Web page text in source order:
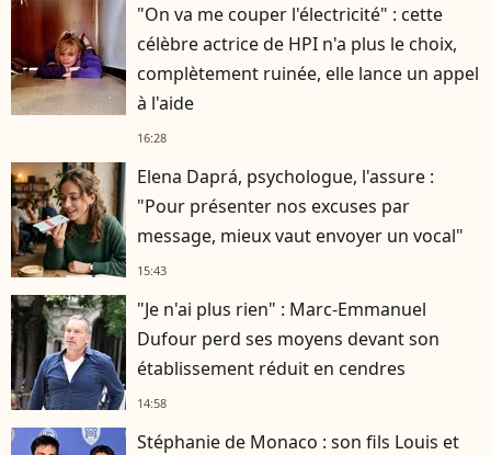
"On va me couper l'électricité" : cette
célèbre actrice de HPI n'a plus le choix,
complètement ruinée, elle lance un appel
à l'aide
16:28
Elena Daprá, psychologue, l'assure :
"Pour présenter nos excuses par
message, mieux vaut envoyer un vocal"
15:43
"Je n'ai plus rien" : Marc-Emmanuel
Dufour perd ses moyens devant son
établissement réduit en cendres
14:58
Stéphanie de Monaco : son fils Louis et